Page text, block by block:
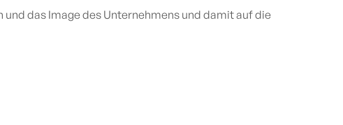
das Image des Unternehmens und damit auf die